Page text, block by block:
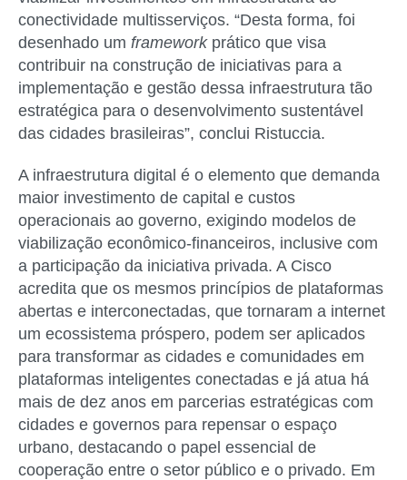
conectividade multisserviços. “Desta forma, foi
desenhado um framework prático que visa
contribuir na construção de iniciativas para a
implementação e gestão dessa infraestrutura tão
estratégica para o desenvolvimento sustentável
das cidades brasileiras”, conclui Ristuccia.
A infraestrutura digital é o elemento que demanda
maior investimento de capital e custos
operacionais ao governo, exigindo modelos de
viabilização econômico-financeiros, inclusive com
a participação da iniciativa privada. A Cisco
acredita que os mesmos princípios de plataformas
abertas e interconectadas, que tornaram a internet
um ecossistema próspero, podem ser aplicados
para transformar as cidades e comunidades em
plataformas inteligentes conectadas e já atua há
mais de dez anos em parcerias estratégicas com
cidades e governos para repensar o espaço
urbano, destacando o papel essencial de
cooperação entre o setor público e o privado. Em